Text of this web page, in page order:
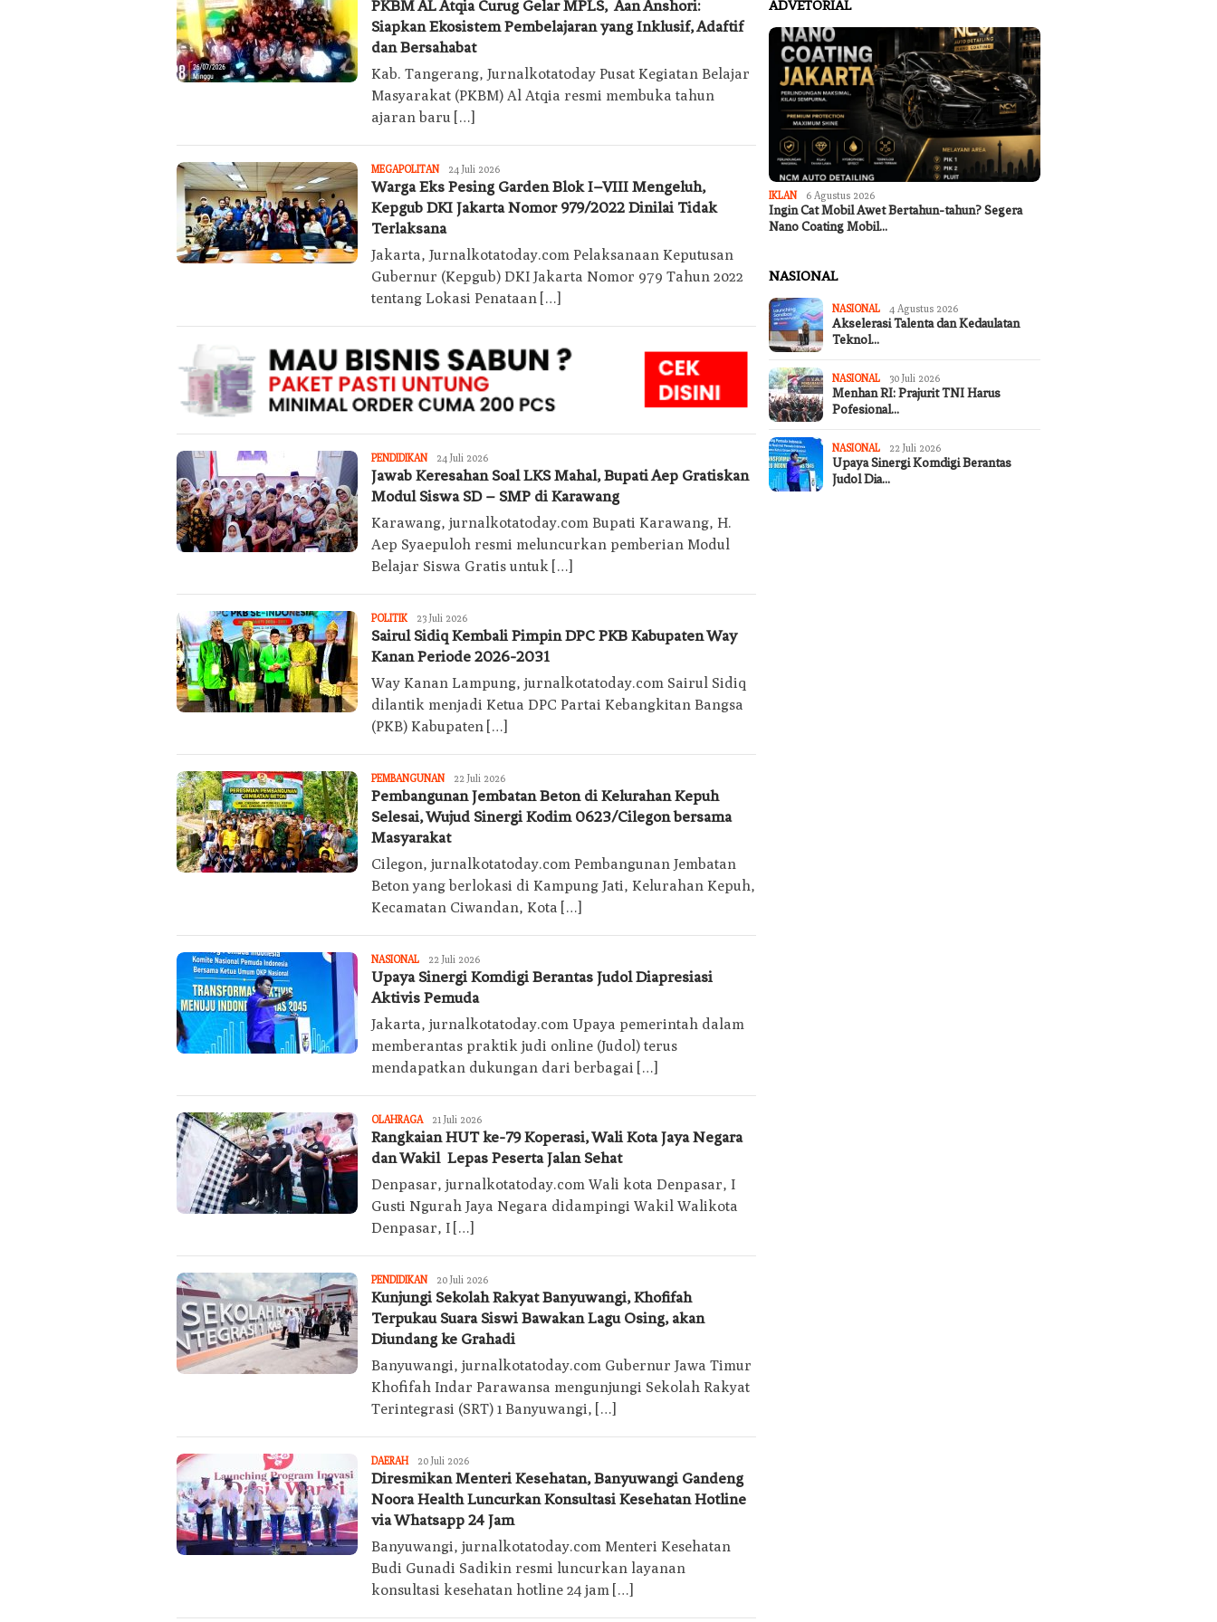
PKBM AL Atqia Curug Gelar MPLS, Aan Anshori:
Siapkan Ekosistem Pembelajaran yang Inklusif, Adaftif
dan Bersahabat
Kab. Tangerang, Jurnalkotatoday Pusat Kegiatan Belajar
Masyarakat (PKBM) Al Atqia resmi membuka tahun
ajaran baru […]
MEGAPOLITANJurnalkotatoday
24 Juli 2026
Warga Eks Pesing Garden Blok I–VIII Mengeluh,
Kepgub DKI Jakarta Nomor 979/2022 Dinilai Tidak
Terlaksana
Jakarta, Jurnalkotatoday.com Pelaksanaan Keputusan
Gubernur (Kepgub) DKI Jakarta Nomor 979 Tahun 2022
tentang Lokasi Penataan […]
PENDIDIKANJurnalkotatoday
24 Juli 2026
Jawab Keresahan Soal LKS Mahal, Bupati Aep Gratiskan
Modul Siswa SD – SMP di Karawang
Karawang, jurnalkotatoday.com Bupati Karawang, H.
Aep Syaepuloh resmi meluncurkan pemberian Modul
Belajar Siswa Gratis untuk […]
POLITIKJurnalkotatoday
23 Juli 2026
Sairul Sidiq Kembali Pimpin DPC PKB Kabupaten Way
Kanan Periode 2026-2031
Way Kanan Lampung, jurnalkotatoday.com Sairul Sidiq
dilantik menjadi Ketua DPC Partai Kebangkitan Bangsa
(PKB) Kabupaten […]
PEMBANGUNANJurnalkotatoday
22 Juli 2026
Pembangunan Jembatan Beton di Kelurahan Kepuh
Selesai, Wujud Sinergi Kodim 0623/Cilegon bersama
Masyarakat
Cilegon, jurnalkotatoday.com Pembangunan Jembatan
Beton yang berlokasi di Kampung Jati, Kelurahan Kepuh,
Kecamatan Ciwandan, Kota […]
NASIONALJurnalkotatoday
22 Juli 2026
Upaya Sinergi Komdigi Berantas Judol Diapresiasi
Aktivis Pemuda
Jakarta, jurnalkotatoday.com Upaya pemerintah dalam
memberantas praktik judi online (Judol) terus
mendapatkan dukungan dari berbagai […]
OLAHRAGAJurnalkotatoday
21 Juli 2026
Rangkaian HUT ke-79 Koperasi, Wali Kota Jaya Negara
dan Wakil Lepas Peserta Jalan Sehat
Denpasar, jurnalkotatoday.com Wali kota Denpasar, I
Gusti Ngurah Jaya Negara didampingi Wakil Walikota
Denpasar, I […]
PENDIDIKANJurnalkotatoday
20 Juli 2026
Kunjungi Sekolah Rakyat Banyuwangi, Khofifah
Terpukau Suara Siswi Bawakan Lagu Osing, akan
Diundang ke Grahadi
Banyuwangi, jurnalkotatoday.com Gubernur Jawa Timur
Khofifah Indar Parawansa mengunjungi Sekolah Rakyat
Terintegrasi (SRT) 1 Banyuwangi, […]
DAERAHJurnalkotatoday
20 Juli 2026
Diresmikan Menteri Kesehatan, Banyuwangi Gandeng
Noora Health Luncurkan Konsultasi Kesehatan Hotline
via Whatsapp 24 Jam
Banyuwangi, jurnalkotatoday.com Menteri Kesehatan
Budi Gunadi Sadikin resmi luncurkan layanan
konsultasi kesehatan hotline 24 jam […]
ADVETORIAL
IKLAN 6 Agustus 2026
Ingin Cat Mobil Awet Bertahun-tahun? Segera
Nano Coating Mobil…
NASIONAL
NASIONAL 4 Agustus 2026
Akselerasi Talenta dan Kedaulatan
Teknol…
NASIONAL 30 Juli 2026
Menhan RI: Prajurit TNI Harus
Pofesional…
NASIONAL 22 Juli 2026
Upaya Sinergi Komdigi Berantas
Judol Dia…